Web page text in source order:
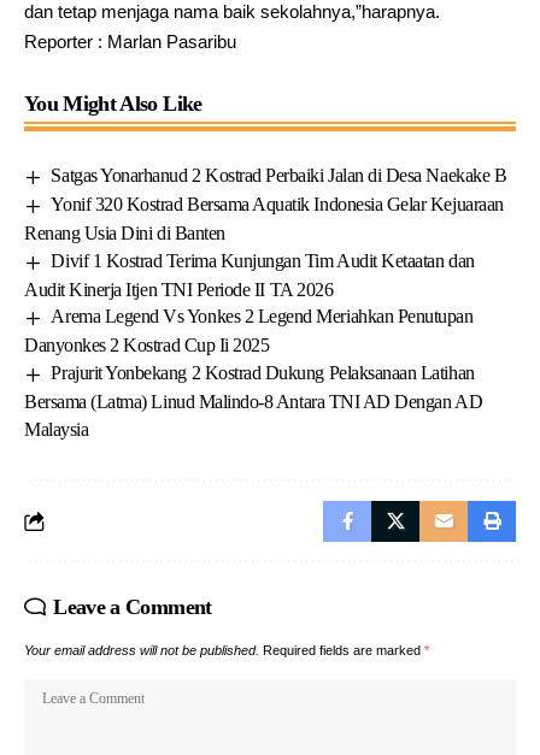
dan tetap menjaga nama baik sekolahnya,”harapnya.
Reporter : Marlan Pasaribu
You Might Also Like
Satgas Yonarhanud 2 Kostrad Perbaiki Jalan di Desa Naekake B
Yonif 320 Kostrad Bersama Aquatik Indonesia Gelar Kejuaraan
Renang Usia Dini di Banten
Divif 1 Kostrad Terima Kunjungan Tim Audit Ketaatan dan
Audit Kinerja Itjen TNI Periode II TA 2026
Arema Legend Vs Yonkes 2 Legend Meriahkan Penutupan
Danyonkes 2 Kostrad Cup Ii 2025
Prajurit Yonbekang 2 Kostrad Dukung Pelaksanaan Latihan
Bersama (Latma) Linud Malindo-8 Antara TNI AD Dengan AD
Malaysia
Leave a Comment
Your email address will not be published. Required fields are marked *